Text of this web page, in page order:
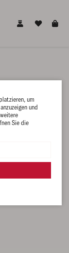
um
und
Sie die